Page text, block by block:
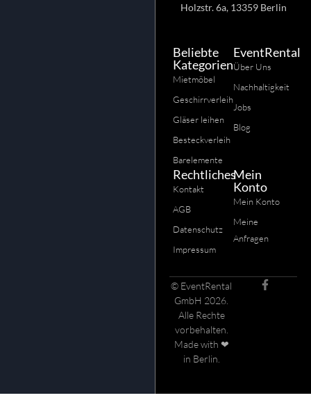
Holzstr. 6a, 13359 Berlin
Beliebte
Kategorien
Mietmöbel
Geschirrverleih
Gläser leihen
Besteckverleih
Barelemente
EventRental
Über Uns
Nachhaltigkeit
Jobs
Blog
Rechtliches
Kontakt
AGB
Datenschutz
Impressum
Mein
Konto
Mein Konto
Meine
Anfragen
© EventRental
GmbH 2026.
Alle Rechte
vorbehalten.
Made with ❤
in Berlin.